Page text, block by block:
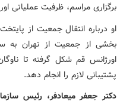
برگزاری مراسم، ظرفیت عملیاتی اورژانس به حدود
او درباره انتقال جمعیت از
بخشی از جمعیت از تهران به
اورژانس قم شکل گرفته تا
پشتیبانی لازم را انجام دهد.
دکتر جعفر میعادفر، رئیس